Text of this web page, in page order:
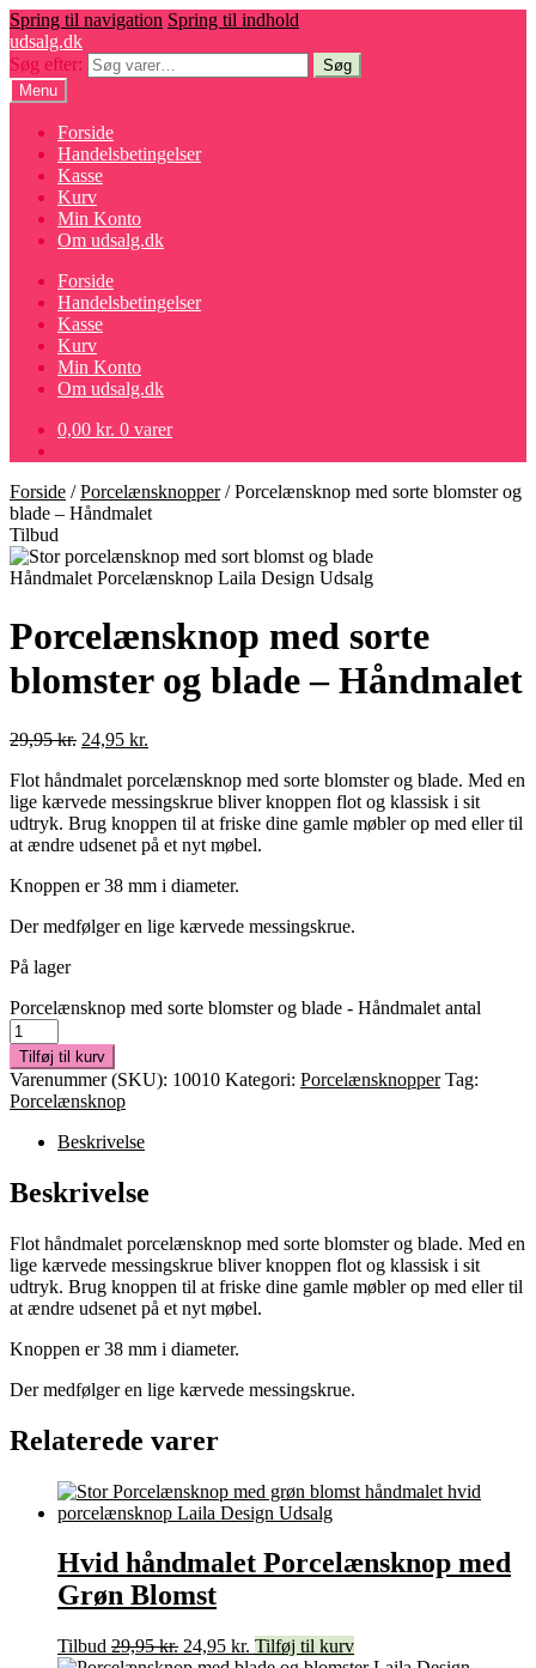
Spring til navigation Spring til indhold
udsalg.dk
Søg efter:
Søg
Menu
Forside
Handelsbetingelser
Kasse
Kurv
Min Konto
Om udsalg.dk
Forside
Handelsbetingelser
Kasse
Kurv
Min Konto
Om udsalg.dk
0,00 kr. 0 varer
Forside /Porcelænsknopper/Porcelænsknop med sorte blomster og
blade – Håndmalet
Tilbud
Porcelænsknop med sorte
blomster og blade – Håndmalet
29,95kr. 24,95 kr.
Flot håndmalet porcelænsknop med sorte blomster og blade. Med en
lige kærvede messingskrue bliver knoppen flot og klassisk i sit
udtryk. Brug knoppen til at friske dine gamle møbler op med eller til
at ændre udsenet på et nyt møbel.
Knoppen er 38 mm i diameter.
Der medfølger en lige kærvede messingskrue.
På lager
Porcelænsknop med sorte blomster og blade - Håndmalet antal
Tilføj til kurv
Varenummer (SKU): 10010 Kategori: Porcelænsknopper Tag:
Porcelænsknop
Beskrivelse
Beskrivelse
Flot håndmalet porcelænsknop med sorte blomster og blade. Med en
lige kærvede messingskrue bliver knoppen flot og klassisk i sit
udtryk. Brug knoppen til at friske dine gamle møbler op med eller til
at ændre udsenet på et nyt møbel.
Knoppen er 38 mm i diameter.
Der medfølger en lige kærvede messingskrue.
Relaterede varer
Hvid håndmalet Porcelænsknop med
Grøn Blomst
Tilbud 29,95kr. 24,95 kr. Tilføj til kurv